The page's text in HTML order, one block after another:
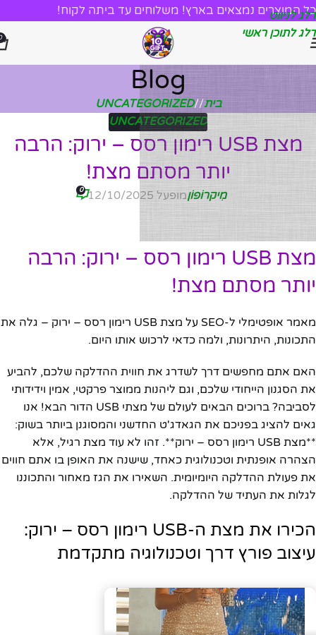
דלג לניווט
דלג לתוכן ראשי
כל המוצרים נמצאים בארץ! משלוחים עד ביתה לקוח!
Blog
בית/
UNCATEGORIZED
UNCATEGORIZED
מצת USB רימון רסס – ירוק: הרבה
יותר מסתם מצת!
מִיקרוֹפוֹןמופעל 12/10/2025 0
מצת USB רימון רסס – ירוק: הרבה
יותר מסתם מצת!
מאמר אופטימלי ל-SEO על מצת USB רימון רסס – ירוק – גלה את
התכונות, היתרונות, ולמה כדאי לרכוש אותו היום.
האם אתם מחפשים דרך לשדרג את חווית ההדלקה שלכם, להביע
את הסגנון הייחודי שלכם, וגם ליהנות ממוצר פרקטי, אמין וידידותי
לסביבה? ברוכים הבאים לעולם של מצתי USB הדור הבא! אנו
גאים להציג בפניכם את הגאדג'ט החדשני והמסוגנן ביותר בשוק:
**מצת USB רימון רסס – ירוק**. זהו לא עוד מצת רגיל, אלא
הצהרה אופנתית וטכנולוגית כאחד, שישנה את האופן בו אתם חווים
את פעולת ההדלקה היומיומית. השאירו את הגז מאחור והתכוננו
לגלות את העתיד של ההדלקה.
הכירו את מצת ה-USB רימון רסס – ירוק:
עיצוב פורץ דרך וטכנולוגיה מתקדמת